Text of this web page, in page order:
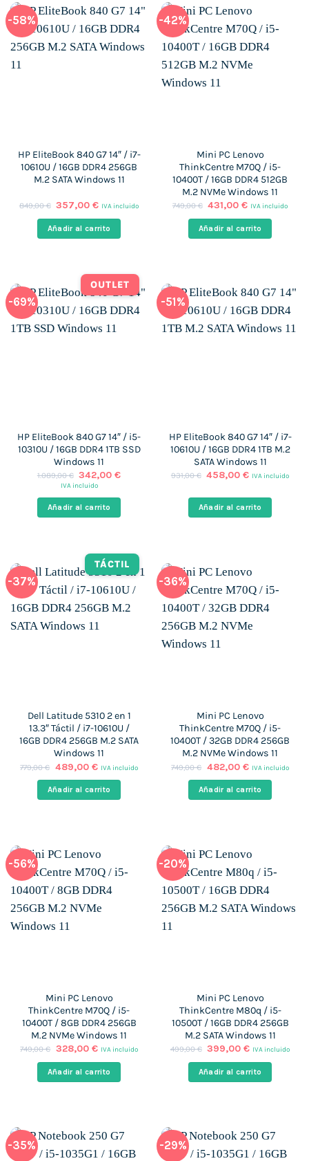
-58%
HP EliteBook 840 G7 14″ / i7-
10610U / 16GB DDR4 256GB
M.2 SATA Windows 11
849,00€ El
original
era:
357,00€El
actual
es:
IVA incluido
Añadir al carrito
-42%
Mini PC Lenovo
ThinkCentre M70Q / i5-
10400T / 16GB DDR4 512GB
M.2 NVMe Windows 11
749,00€ El
original
era:
431,00€El
actual
es:
IVA incluido
Añadir al carrito
-69%
OUTLET
HP EliteBook 840 G7 14″ / i5-
10310U / 16GB DDR4 1TB SSD
Windows 11
1.089,00€ El
precio
era:
1.089,00 €.
342,00€El
es:
342,00 €.
IVA incluido
Añadir al carrito
-51%
HP EliteBook 840 G7 14″ / i7-
10610U / 16GB DDR4 1TB M.2
SATA Windows 11
931,00€ El
era:
931,00 €.
458,00€El
es:
458,00 €.
IVA incluido
Añadir al carrito
-37%
TÁCTIL
Dell Latitude 5310 2 en 1
13.3″ Táctil / i7-10610U /
16GB DDR4 256GB M.2 SATA
Windows 11
779,00€ El
original
era:
489,00 €El
actual
es:
IVA incluido
Añadir al carrito
-36%
Mini PC Lenovo
ThinkCentre M70Q / i5-
10400T / 32GB DDR4 256GB
M.2 NVMe Windows 11
749,00€ El
original
era:
482,00 €El
actual
es:
IVA incluido
Añadir al carrito
-56%
Mini PC Lenovo
ThinkCentre M70Q / i5-
10400T / 8GB DDR4 256GB
M.2 NVMe Windows 11
749,00€ El
original
era:
328,00 €El
actual
es:
IVA incluido
Añadir al carrito
-20%
Mini PC Lenovo
ThinkCentre M80q / i5-
10500T / 16GB DDR4 256GB
M.2 SATA Windows 11
499,00€ El
original
era:
399,00€El
actual
es:
IVA incluido
Añadir al carrito
-35% -29%